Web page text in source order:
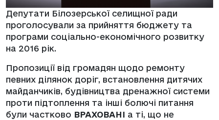
Депутати Білозерської селищної ради
проголосували за прийняття бюджету та
програми соціально-економічного розвитку
на 2016 рік.
Пропозиції від громадян щодо ремонту
певних ділянок доріг, встановлення дитячих
майданчиків, будівництва дренажної системи
проти підтоплення та інші болючі питання
були частково ВРАХОВАНІ а ті, що не